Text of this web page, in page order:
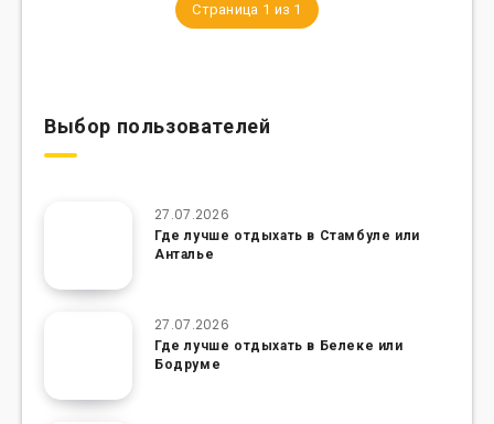
Страница 1 из 1
Выбор пользователей
27.07.2026
Где лучше отдыхать в Стамбуле или
Анталье
27.07.2026
Где лучше отдыхать в Белеке или
Бодруме